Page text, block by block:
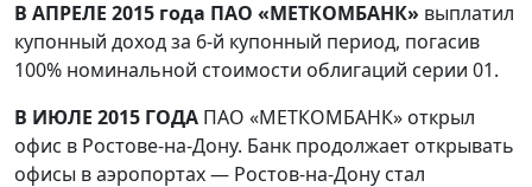
В АПРЕЛЕ 2015 года ПАО «МЕТКОМБАНК» выплатил
купонный доход за 6-й купонный период, погасив
100% номинальной стоимости облигаций серии 01.
В ИЮЛЕ 2015 ГОДА ПАО «МЕТКОМБАНК» открыл
офис в Ростове-на-Дону. Банк продолжает открывать
офисы в аэропортах — Ростов-на-Дону стал